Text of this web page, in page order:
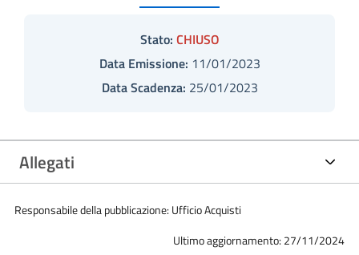
Stato: CHIUSO
Data Emissione: 11/01/2023
Data Scadenza: 25/01/2023
Allegati
Responsabile della pubblicazione: Ufficio Acquisti
Ultimo aggiornamento: 27/11/2024